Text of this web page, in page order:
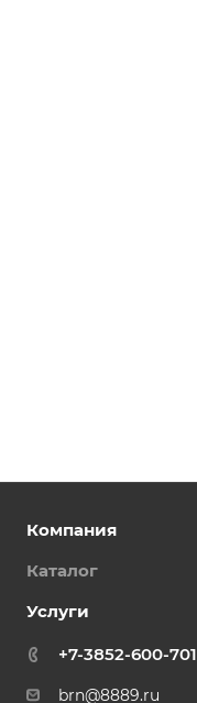
Компания
Каталог
Услуги
+7-3852-600-701
brn@8889.ru